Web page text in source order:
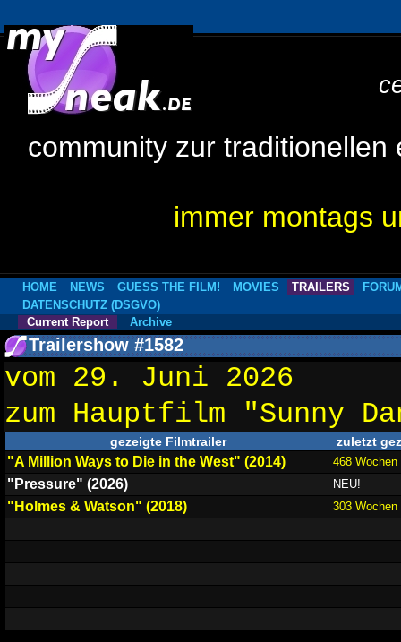
community zur
immer montags
HOME NEWS GUESS THE FILM! MOVIES TRAILERS
DATENSCHUTZ (DSGVO)
Current Report
Archive
Trailershow #1582
vom 29. Juni 2026
zum Hauptfilm "Sunny
gezeigte Filmtrailer zuletzt
"A Million Ways to Die in the West" (2014) 468 Wochen
"Pressure" (2026) NEU!
"Holmes & Watson" (2018) 303 Wochen